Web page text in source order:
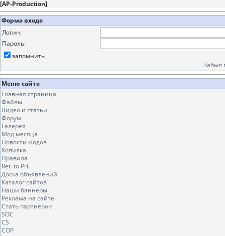
[AP-Production]
Форма входа
Логин:
Пароль:
запомнить
Забыл
Меню сайта
Главная страница
Файлы
Видео и статьи
Форум
Галерея
Мод месяца
Новости модов
Копилка
Правила
Ret. to Pri.
Доска объявлений
Каталог сайтов
Наши баннеры
Реклама на сайте
Стать партнёром
SOC
CS
COP